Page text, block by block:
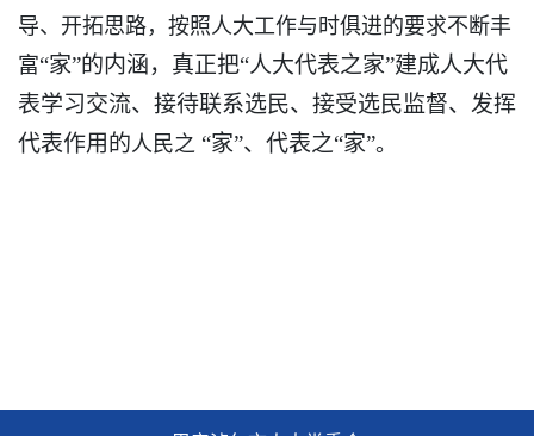
导、开拓思路，按照人大工作与时俱进的要求不断丰
富“家”的内涵，真正把“人大代表之家”建成人大代
表学习交流、接待联系选民、接受选民监督、发挥
代表作用的人民之 “家”、代表之“家”。